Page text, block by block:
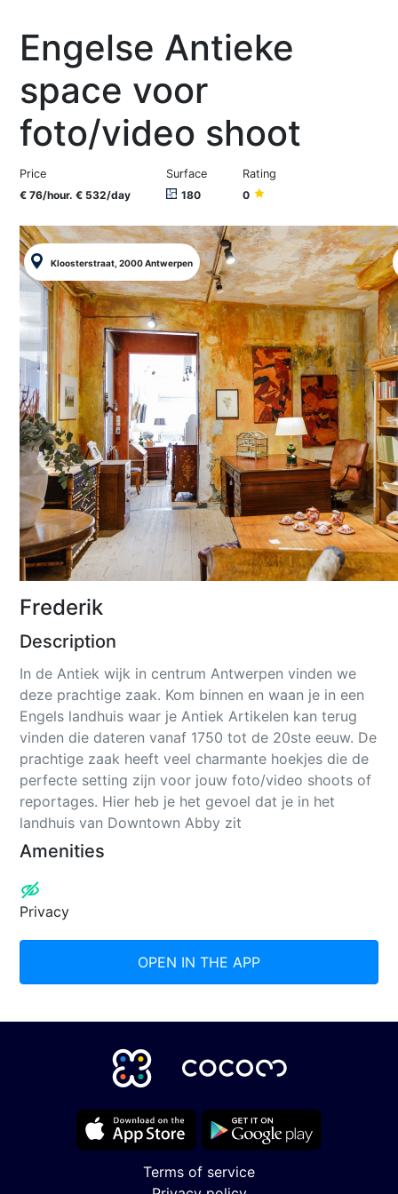
Engelse Antieke
space voor
foto/video shoot
Price
€ 76/hour. € 532/day
Surface
180
Rating
0
Kloosterstraat, 2000 Antwerpen
Frederik
Description
In de Antiek wijk in centrum Antwerpen vinden we
deze prachtige zaak. Kom binnen en waan je in een
Engels landhuis waar je Antiek Artikelen kan terug
vinden die dateren vanaf 1750 tot de 20ste eeuw. De
prachtige zaak heeft veel charmante hoekjes die de
perfecte setting zijn voor jouw foto/video shoots of
reportages. Hier heb je het gevoel dat je in het
landhuis van Downtown Abby zit
Amenities
Privacy
OPEN IN THE APP
Terms of service